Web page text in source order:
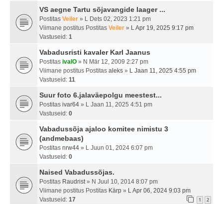
VS aegne Tartu sõjavangide laager ...
Postitas Veiler » L Dets 02, 2023 1:21 pm
Viimane postitus Postitas Veiler » L Apr 19, 2025 9:17 pm
Vastuseid: 1
Vabadusristi kavaler Karl Jaanus
Postitas ivalO » N Mär 12, 2009 2:27 pm
Viimane postitus Postitas aleks » L Jaan 11, 2025 4:55 pm
Vastuseid: 11
Suur foto 6.jalaväepolgu meestest...
Postitas ivar64 » L Jaan 11, 2025 4:51 pm
Vastuseid: 0
Vabadussõja ajaloo komitee nimistu 3
(andmebaas)
Postitas nrw44 » L Juun 01, 2024 6:07 pm
Vastuseid: 0
Naised Vabadussõjas.
Postitas Raudrist» N Juul 10, 2014 8:07 pm
Viimane postitus Postitas Kärp » L Apr 06, 2024 9:03 pm
Vastuseid: 17 1 2